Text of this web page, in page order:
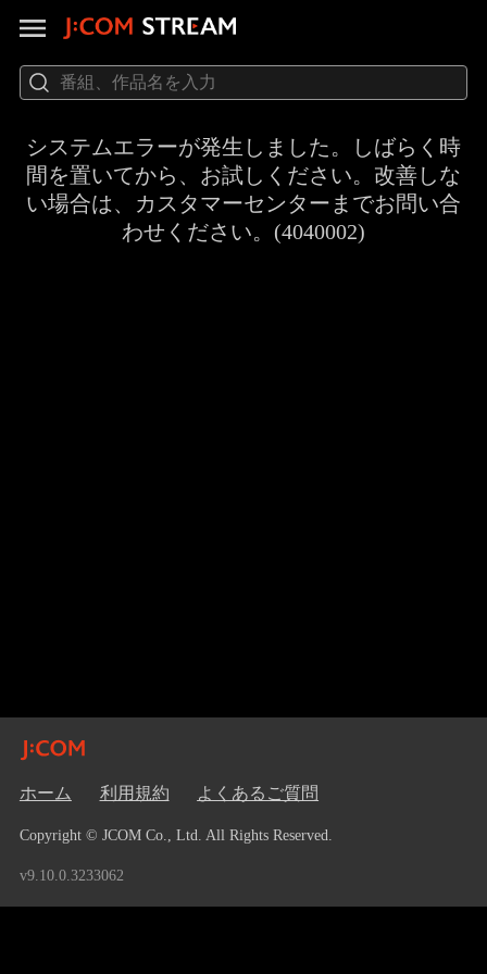
システムエラーが発生しました。しばらく時
間を置いてから、お試しください。改善しな
い場合は、カスタマーセンターまでお問い合
わせください。(4040002)
ホーム 利用規約 よくあるご質問
Copyright © JCOM Co., Ltd. All Rights Reserved.
v9.10.0.3233062